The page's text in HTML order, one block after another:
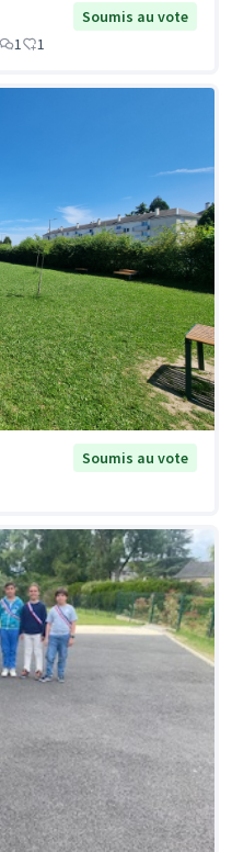
Soumis au vote
1 1
Soumis au vote